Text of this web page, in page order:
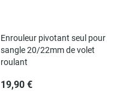
Enrouleur pivotant seul pour
sangle 20/22mm de volet
roulant
19,90 €